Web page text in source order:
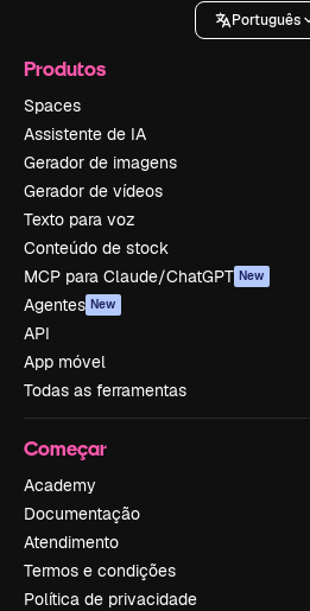
Português
Produtos
Spaces
Assistente de IA
Gerador de imagens
Gerador de vídeos
Texto para voz
Conteúdo de stock
MCP para Claude/ChatGPT New
Agentes New
API
App móvel
Todas as ferramentas
Começar
Academy
Documentação
Atendimento
Termos e condições
Política de privacidade